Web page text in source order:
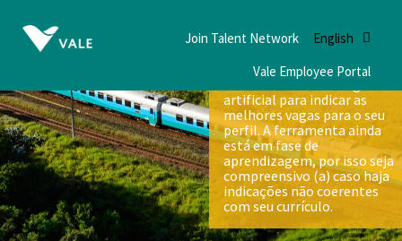
English
Join Talent Network
Vale Employee Portal
Nós utilizamos inteligência
artificial para indicar as
melhores vagas para o seu
perfil. A ferramenta ainda
está em fase de
aprendizagem, por isso seja
compreensivo (a) caso haja
indicações não coerentes
com seu currículo.